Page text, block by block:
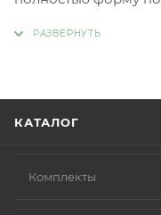
КАТАЛОГ
Комплекты